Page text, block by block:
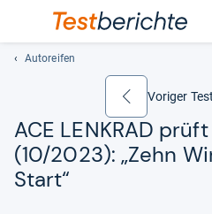
Autoreifen
ACE LENK­RAD
(10/2023): „Zehn
Start“
zurück Voriger